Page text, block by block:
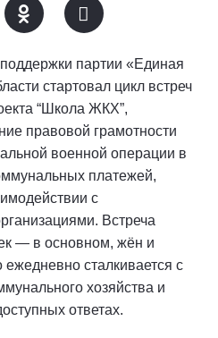
партии «Единая
стартовал цикл встреч
“Школа ЖКХ”,
правовой грамотности
военной операции в
платежей,
с
Встреча
— в основном, жён и
ежедневно сталкивается с
хозяйства и
ответах.